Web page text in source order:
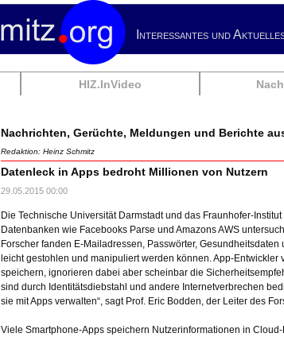
Interessantes und
HIZ.InVideo
Nachrichten, Gerüchte, Meldungen und Berichte
Redaktion: Heinz Schmitz
Datenleck in Apps bedroht Millionen von Nutzern
29.05.2015 00:00
Die Technische Universität Darmstadt und das Fraunhofer-
Datenbanken wie Facebooks Parse und Amazons AWS
Forscher fanden E-Mailadressen, Passwörter,
leicht gestohlen und manipuliert werden können. App-
speichern, ignorieren dabei aber scheinbar die
sind durch Identitätsdiebstahl und andere Internetverbrechen
sie mit Apps verwalten“, sagt Prof. Eric Bodden, der Leiter des
Viele Smartphone-Apps speichern Nutzerinformationen in